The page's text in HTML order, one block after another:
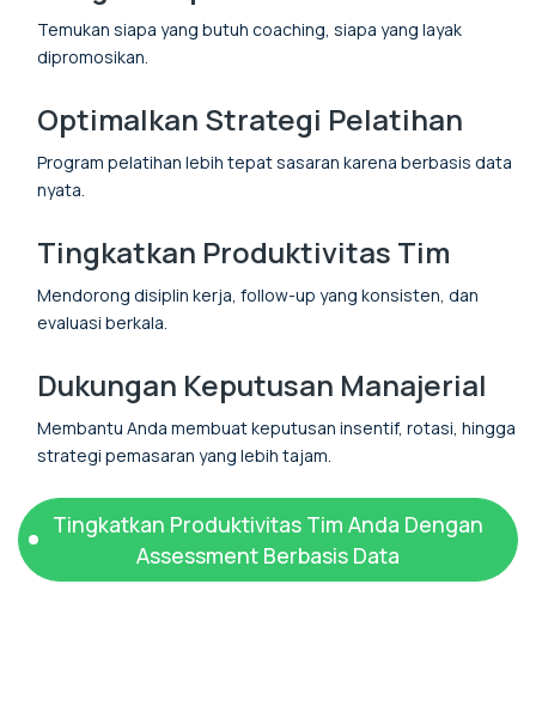
Temukan siapa yang butuh coaching, siapa yang layak
dipromosikan.
Optimalkan Strategi Pelatihan
Program pelatihan lebih tepat sasaran karena berbasis data
nyata.
Tingkatkan Produktivitas Tim
Mendorong disiplin kerja, follow-up yang konsisten, dan
evaluasi berkala.
Dukungan Keputusan Manajerial
Membantu Anda membuat keputusan insentif, rotasi, hingga
strategi pemasaran yang lebih tajam.
Tingkatkan Produktivitas Tim Anda Dengan
Assessment Berbasis Data